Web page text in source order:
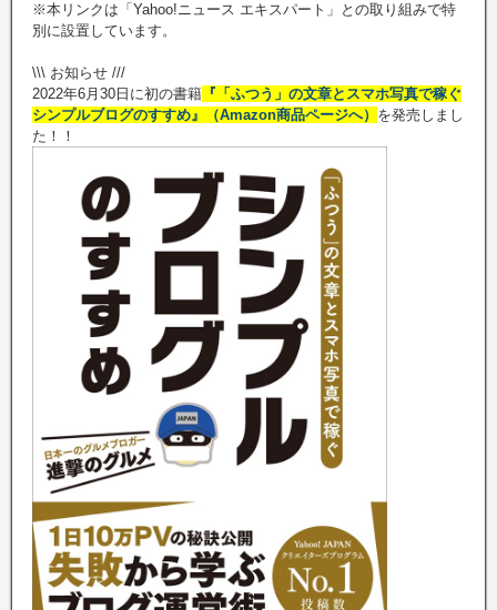
※本リンクは「Yahoo!ニュース エキスパート」との取り組みで特
別に設置しています。
\\\ お知らせ ///
2022年6月30日に初の書籍 『「ふつう」の文章とスマホ写真で稼ぐ
シンプルブログのすすめ』（Amazon商品ページへ） を発売しまし
た！！